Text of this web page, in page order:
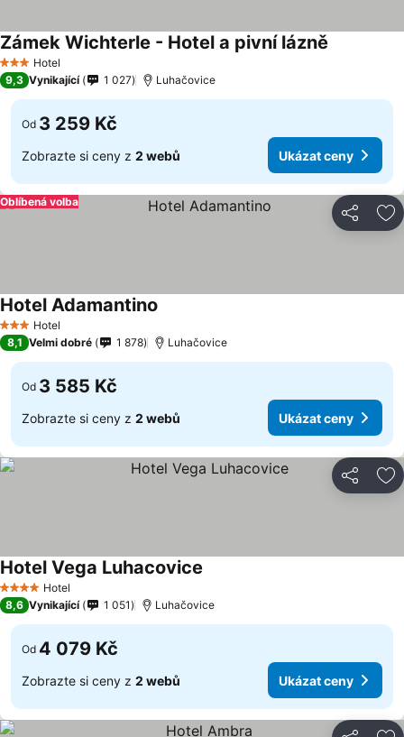
3 Počet hvězdiček
Hotel
Zámek Wichterle - Hotel a pivní lázně
9,3 Vynikající 1 027 Luhačovice
Od 3 259 Kč
Zobrazte si ceny z 2 webů Ukázat ceny
Sdílet
Oblíbená volba
3 Počet hvězdiček
Hotel
Hotel Adamantino
8,1 Velmi dobré 1 878 Luhačovice
Od 3 585 Kč
Zobrazte si ceny z 2 webů Ukázat ceny
Sdílet
4 Počet hvězdiček
Hotel
Hotel Vega Luhacovice
8,6 Vynikající 1 051 Luhačovice
Od 4 079 Kč
Zobrazte si ceny z 2 webů Ukázat ceny